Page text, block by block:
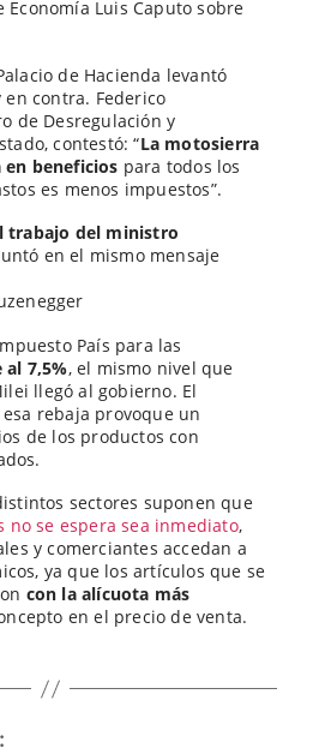
de Hacienda levantó
contra. Federico
de Desregulación y
contestó: “La motosierra
beneficios para todos los
es menos impuestos”.
trabajo del ministro
en el mismo mensaje
País para las
al 7,5%, el mismo nivel que
llegó al gobierno. El
rebaja provoque un
de los productos con
sectores suponen que
no se espera sea inmediato,
y comerciantes accedan a
ya que los artículos que se
con la alícuota más
en el precio de venta.